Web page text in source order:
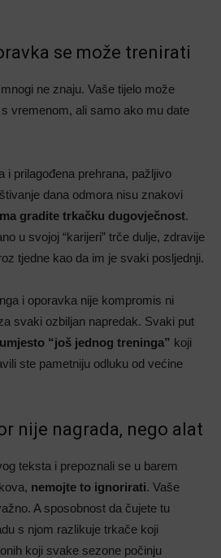
se može trenirati
ne znaju. Vaše tijelo može
vremenom, ali samo ako mu date
i prilagođena prehrana, pažljivo
dana odmora nisu znakovi
gradite trkačku dugovječnost.
u svojoj “karijeri” trče dulje, zdravije
tjedne kao da im je svaki posljednji.
i oporavka nije kompromis ni
svaki ozbiljan napredak. Svaki put
“još jednog treninga” koji
ste pametniju odluku od većine
nije nagrada, nego alat
teksta i prepoznali se u barem
nemojte to ignorirati. Vaše
A sposobnost da čujete tu
s njom razlikuje trkače koji
koji svake sezone počinju